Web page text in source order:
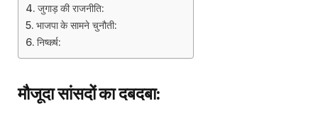
जुगाड़ की राजनीति:
भाजपा के सामने चुनौती:
निष्कर्ष:
मौजूदासांसदोंकादबदबा: